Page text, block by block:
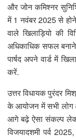
और जोन कमिश्नर
में 1 नवंबर 2025 से
वाले खिलाड़ियो की
अधिकाधिक सफल बनाने
पार्षद अपने वार्ड में
करें.
उत्तर विधायक पुरंदर
के आयोजन में सभी लोग
आगे बढ़े ऐसा संकल्प लेकर
विजयादशमी पर्व